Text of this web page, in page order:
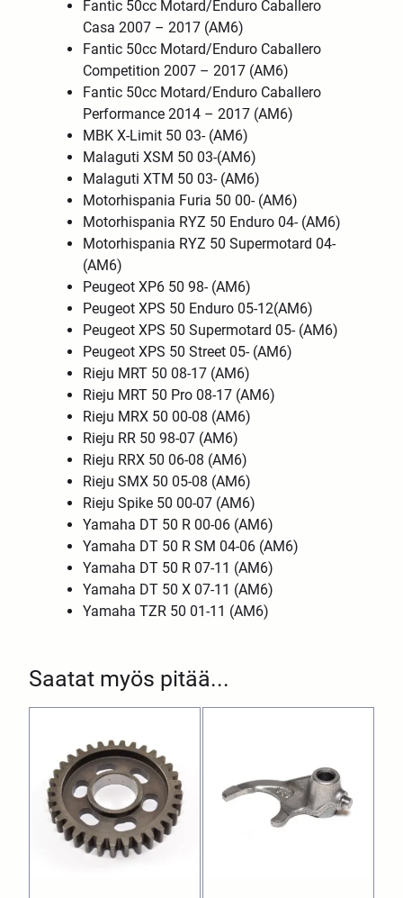
Saatat myös pitää...
Fantic 50cc Motard/Enduro Caballero
Casa 2007 – 2017 (AM6)
Fantic 50cc Motard/Enduro Caballero
Competition 2007 – 2017 (AM6)
Fantic 50cc Motard/Enduro Caballero
Performance 2014 – 2017 (AM6)
MBK X-Limit 50 03- (AM6)
Malaguti XSM 50 03-(AM6)
Malaguti XTM 50 03- (AM6)
Motorhispania Furia 50 00- (AM6)
Motorhispania RYZ 50 Enduro 04- (AM6)
Motorhispania RYZ 50 Supermotard 04-
(AM6)
Peugeot XP6 50 98- (AM6)
Peugeot XPS 50 Enduro 05-12(AM6)
Peugeot XPS 50 Supermotard 05- (AM6)
Peugeot XPS 50 Street 05- (AM6)
Rieju MRT 50 08-17 (AM6)
Rieju MRT 50 Pro 08-17 (AM6)
Rieju MRX 50 00-08 (AM6)
Rieju RR 50 98-07 (AM6)
Rieju RRX 50 06-08 (AM6)
Rieju SMX 50 05-08 (AM6)
Rieju Spike 50 00-07 (AM6)
Yamaha DT 50 R 00-06 (AM6)
Yamaha DT 50 R SM 04-06 (AM6)
Yamaha DT 50 R 07-11 (AM6)
Yamaha DT 50 X 07-11 (AM6)
Yamaha TZR 50 01-11 (AM6)